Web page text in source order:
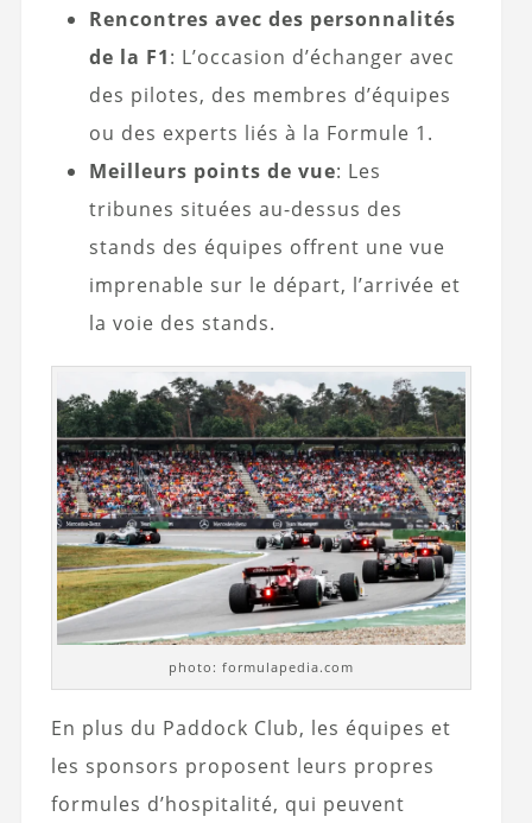
Rencontres avec des personnalités
de la F1: L’occasion d’échanger avec
des pilotes, des membres d’équipes
ou des experts liés à la Formule 1.
Meilleurs points de vue: Les
tribunes situées au-dessus des
stands des équipes offrent une vue
imprenable sur le départ, l’arrivée et
la voie des stands.
photo: formulapedia.com
En plus du Paddock Club, les équipes et
les sponsors proposent leurs propres
formules d’hospitalité, qui peuvent